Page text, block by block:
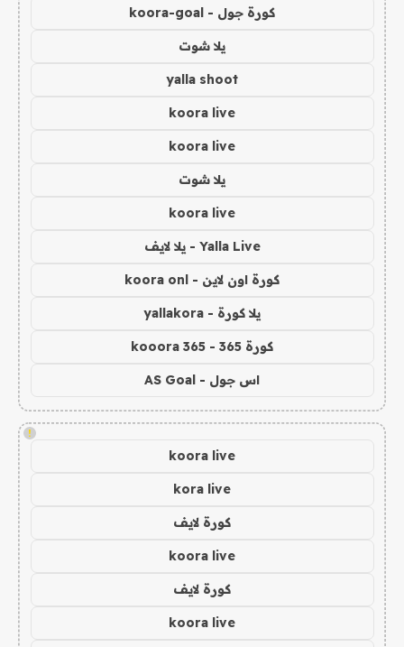
كورة جول - koora-goal
يلا شوت
yalla shoot
koora live
koora live
يلا شوت
koora live
Yalla Live - يلا لايف
كورة اون لاين - koora onl
يلا كورة - yallakora
كورة 365 - kooora 365
اس جول - AS Goal
!
koora live
kora live
كورة لايف
koora live
كورة لايف
koora live